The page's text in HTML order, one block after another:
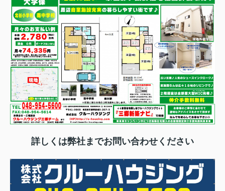
詳しくは弊社までお問い合わせください